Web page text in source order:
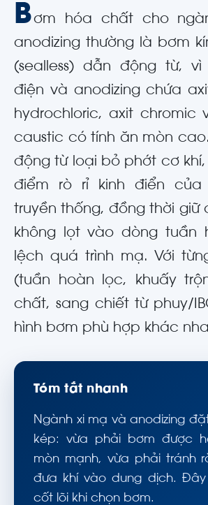
Bơm hóa chất cho
anodizing thường là bơm
(sealless) dẫn động từ,
điện và anodizing chứa
hydrochloric, axit chromic
caustic có tính ăn mòn
động từ loại bỏ phớt cơ
điểm rò rỉ kinh điển
truyền thống, đồng thời giữ
không lọt vào dòng tuần
lệch quá trình mạ. Với
(tuần hoàn lọc, khuấy
chất, sang chiết từ phuy/
hình bơm phù hợp khác
Tóm tắt nhanh
Ngành xi mạ và anodizing
kép: vừa phải bơm được
mòn mạnh, vừa phải tránh
đưa khí vào dung dịch.
cốt lõi khi chọn bơm.